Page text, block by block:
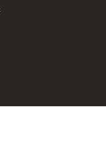
zur